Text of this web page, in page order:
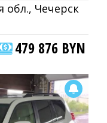
обл., Чечерск
479 876 BYN